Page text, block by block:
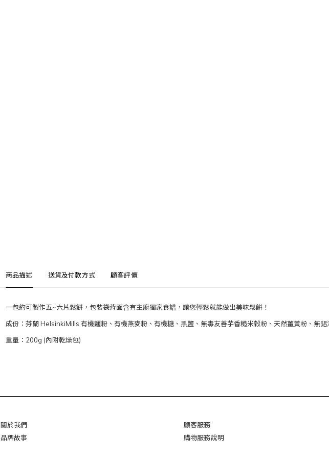
商品描述 送貨及付款方式 顧客評價
一包約可製作五~六片鬆餅，包裝袋背面含有主廚獨家食譜，讓您輕鬆就能做出美味鬆餅！
成份：芬蘭 HelsinkiMills 有機麵粉、有機燕麥粉、有機糖、黑鹽、無毒友善芋香糙米穀粉、天然薑黃粉、無鋁
重量：200g (內附乾燥包)
關於我們
品牌故事
顧客服務
購物服務說明